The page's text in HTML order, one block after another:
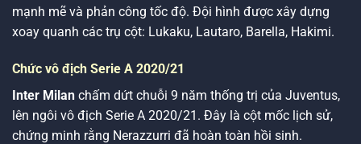
mạnh mẽ và phản công tốc độ. Đội hình được xây dựng
xoay quanh các trụ cột: Lukaku, Lautaro, Barella, Hakimi.
Chức vô địch Serie A 2020/21
Inter Milan chấm dứt chuỗi 9 năm thống trị của Juventus,
lên ngôi vô địch Serie A 2020/21. Đây là cột mốc lịch sử,
chứng minh rằng Nerazzurri đã hoàn toàn hồi sinh.